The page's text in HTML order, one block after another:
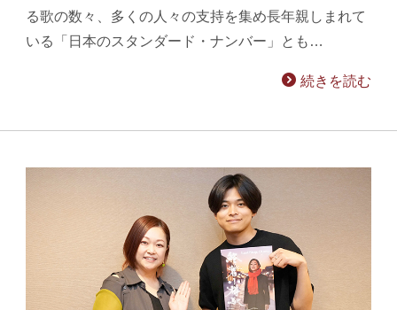
る歌の数々、多くの人々の支持を集め長年親しまれて
いる「日本のスタンダード・ナンバー」とも…
続きを読む